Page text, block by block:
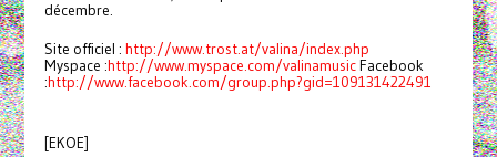
décembre.
Site officiel : http://www.trost.at/valina/index.php
Myspace :http://www.myspace.com/valinamusicFacebook
:http://www.facebook.com/group.php?gid=109131422491
[EKOE]